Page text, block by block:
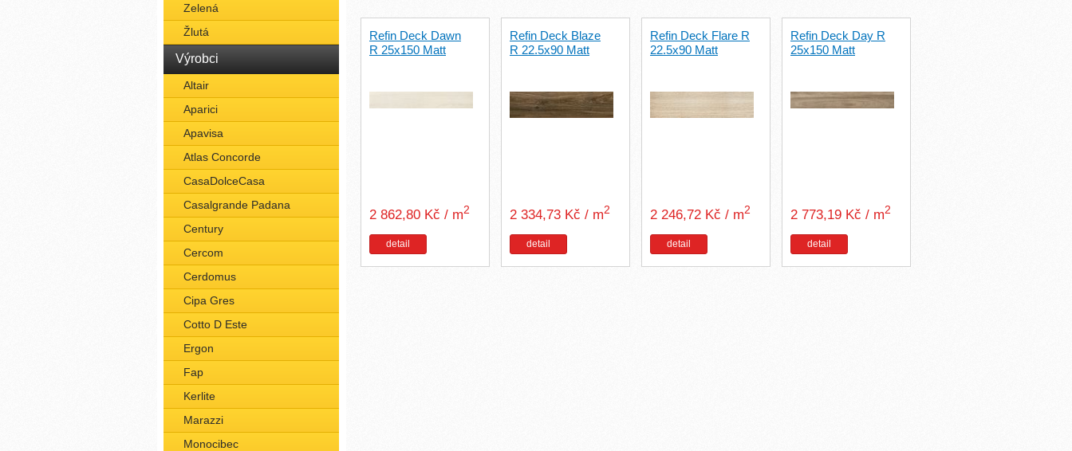
Zelená
Žlutá
Výrobci
Altair
Aparici
Apavisa
Atlas Concorde
CasaDolceCasa
Casalgrande Padana
Century
Cercom
Cerdomus
Cipa Gres
Cotto D Este
Ergon
Fap
Kerlite
Marazzi
Monocibec
Refin Deck Dawn
R 25x150 Matt
2 862,80 Kč / m2
detail
Refin Deck Blaze
R 22.5x90 Matt
2 334,73 Kč / m2
detail
Refin Deck Flare R
22.5x90 Matt
2 246,72 Kč / m2
detail
Refin Deck Day R
25x150 Matt
2 773,19 Kč / m2
detail